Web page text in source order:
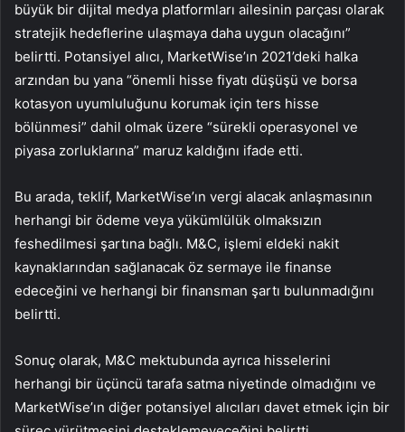
büyük bir dijital medya platformları ailesinin parçası olarak
stratejik hedeflerine ulaşmaya daha uygun olacağını”
belirtti. Potansiyel alıcı, MarketWise’ın 2021’deki halka
arzından bu yana “önemli hisse fiyatı düşüşü ve borsa
kotasyon uyumluluğunu korumak için ters hisse
bölünmesi” dahil olmak üzere “sürekli operasyonel ve
piyasa zorluklarına” maruz kaldığını ifade etti.
Bu arada, teklif, MarketWise’ın vergi alacak anlaşmasının
herhangi bir ödeme veya yükümlülük olmaksızın
feshedilmesi şartına bağlı. M&C, işlemi eldeki nakit
kaynaklarından sağlanacak öz sermaye ile finanse
edeceğini ve herhangi bir finansman şartı bulunmadığını
belirtti.
Sonuç olarak, M&C mektubunda ayrıca hisselerini
herhangi bir üçüncü tarafa satma niyetinde olmadığını ve
MarketWise’ın diğer potansiyel alıcıları davet etmek için bir